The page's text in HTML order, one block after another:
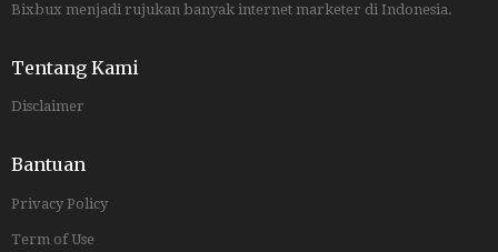
Bixbux menjadi rujukan banyak internet marketer di Indonesia.
Tentang Kami
Disclaimer
Bantuan
Privacy Policy
Term of Use